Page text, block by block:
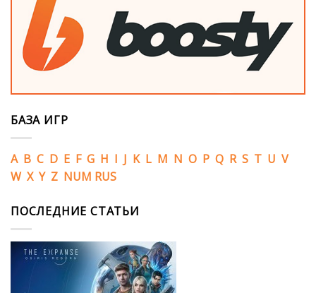
БАЗА ИГР
A B C D E F G H I J K L M N O P Q R S T U V
W X Y Z NUM RUS
ПОСЛЕДНИЕ СТАТЬИ